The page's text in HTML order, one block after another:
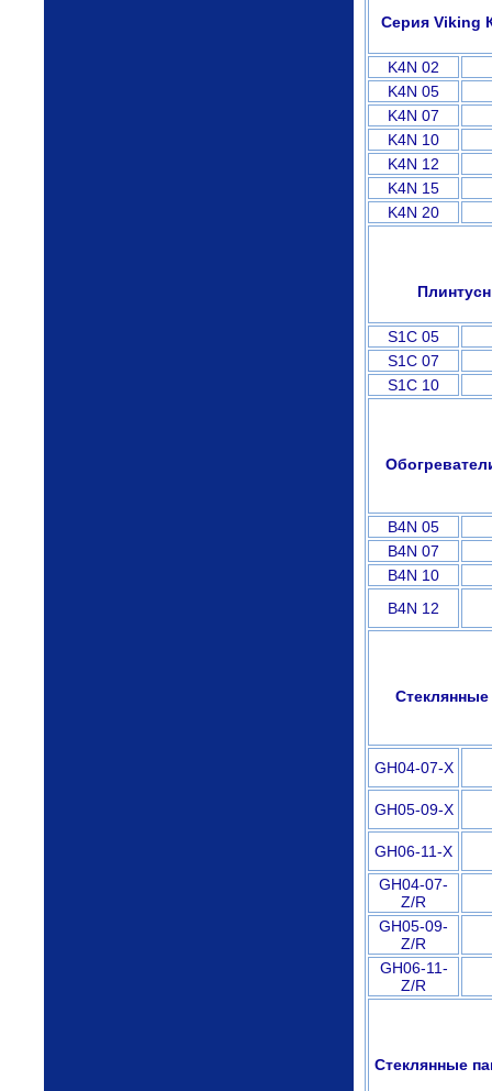
Серия Viking
K4N 02
K4N 05
K4N 07
K4N 10
K4N 12
K4N 15
K4N 20
S1C 05
S1C 07
S1C 10
B4N 05
B4N 07
B4N 10
B4N 12
GH04-07-X
GH05-09-X
GH06-11-X
GH04-07-
Z/R
GH05-09-
Z/R
GH06-11-
Z/R
Стеклянные